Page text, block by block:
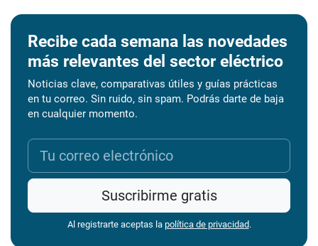
Recibe cada semana las novedades
más relevantes del sector eléctrico
Noticias clave, comparativas útiles y guías prácticas
en tu correo. Sin ruido, sin spam. Podrás darte de baja
en cualquier momento.
Suscribirme gratis
Al registrarte aceptas la política de privacidad.